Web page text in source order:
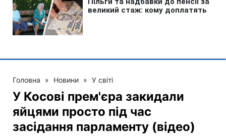
Головна » Новини » У світі
У Косові прем'єра закидали
яйцями просто під час
засідання парламенту (відео)